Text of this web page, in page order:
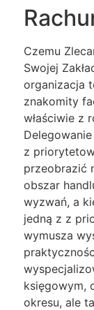
Czemu
Swojej
organizacja
znakomity
właściwie z
z
przeobrazić
obszar
wyzwań, a
jedną z z
wymusza
księgowym,
okresu, ale